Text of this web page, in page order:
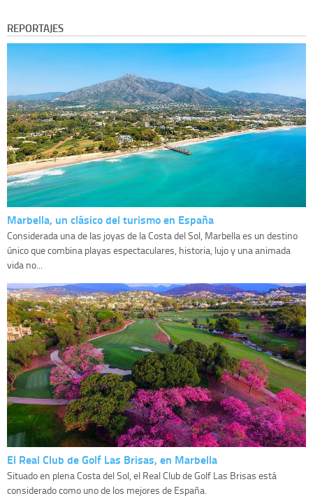
REPORTAJES
Marbella, un clásico del turismo en España
Considerada una de las joyas de la Costa del Sol, Marbella es un destino
único que combina playas espectaculares, historia, lujo y una animada
vida no...
El Real Club de Golf Las Brisas, en Marbella
Situado en plena Costa del Sol, el Real Club de Golf Las Brisas está
considerado como uno de los mejores de España.